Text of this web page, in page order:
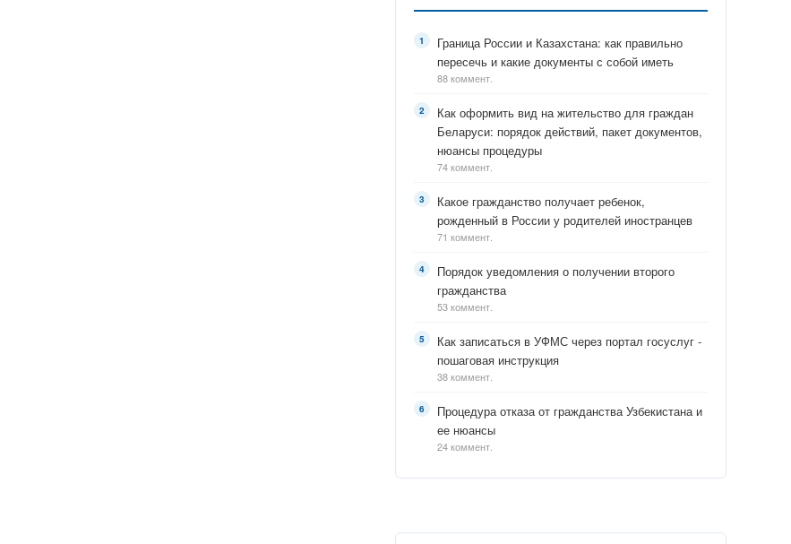
Граница России и Казахстана: как правильно
пересечь и какие документы с собой иметь
88 коммент.
Как оформить вид на жительство для граждан
Беларуси: порядок действий, пакет документов,
нюансы процедуры
74 коммент.
Какое гражданство получает ребенок,
рожденный в России у родителей иностранцев
71 коммент.
Порядок уведомления о получении второго
гражданства
53 коммент.
Как записаться в УФМС через портал госуслуг -
пошаговая инструкция
38 коммент.
Процедура отказа от гражданства Узбекистана и
ее нюансы
24 коммент.